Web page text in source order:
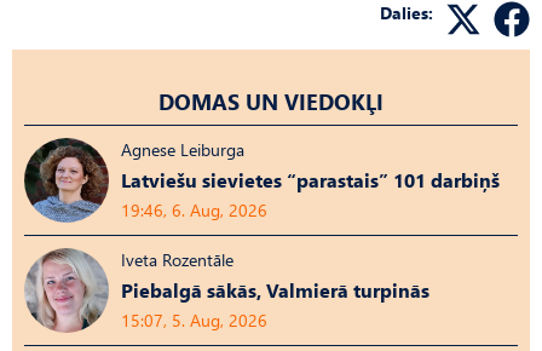
Dalies:
DOMAS UN VIEDOKĻI
Agnese Leiburga
Latviešu sievietes “parastais” 101 darbiņš
19:46, 6. Aug, 2026
Iveta Rozentāle
Piebalgā sākās, Valmierā turpinās
15:07, 5. Aug, 2026